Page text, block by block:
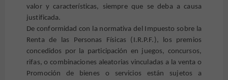
valor y características, siempre que se deba a causa
justificada.
De conformidad con la normativa del Impuesto sobre la
Renta de las Personas Físicas (I.R.P.F.), los premios
concedidos por la participación en juegos, concursos,
rifas, o combinaciones aleatorias vinculadas a la venta o
Promoción de bienes o servicios están sujetos a